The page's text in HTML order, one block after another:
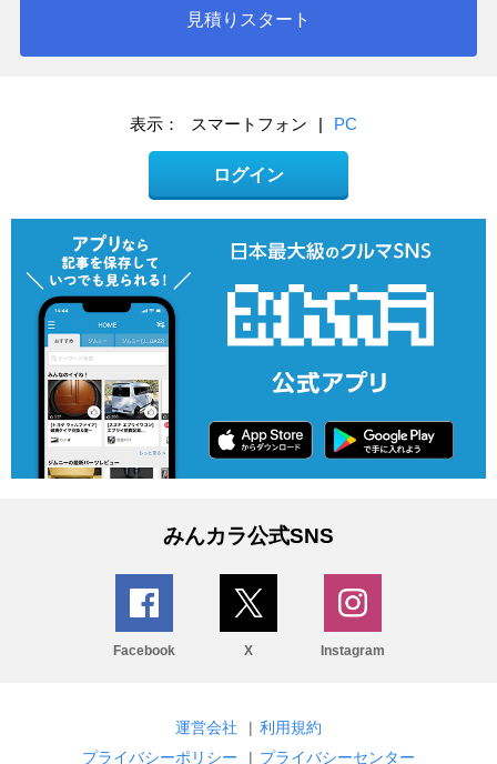
見積りスタート
表示： スマートフォン | PC
ログイン
みんカラ公式SNS
Facebook X Instagram
運営会社 | 利用規約
プライバシーポリシー
| プライバシーセンター